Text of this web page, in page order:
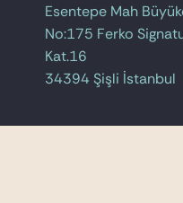
Esentepe Mah
No:175 Ferko
Kat.16
34394 Şişli İstanbul
Esentepe Mah
No:175 Ferko
Kat.16
34394 Şişli İstanbul